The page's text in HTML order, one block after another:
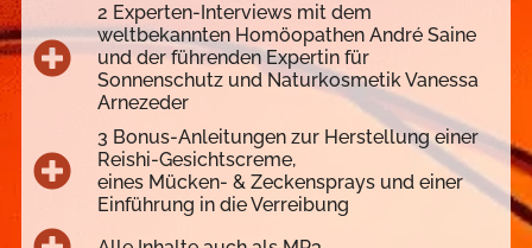
2 Experten-Interviews mit dem
weltbekannten Homöopathen André Saine
und der führenden Expertin für
Sonnenschutz und Naturkosmetik Vanessa
Arnezeder
3 Bonus-Anleitungen zur Herstellung einer
Reishi-Gesichtscreme,
eines Mücken- & Zeckensprays und einer
Einführung in die Verreibung